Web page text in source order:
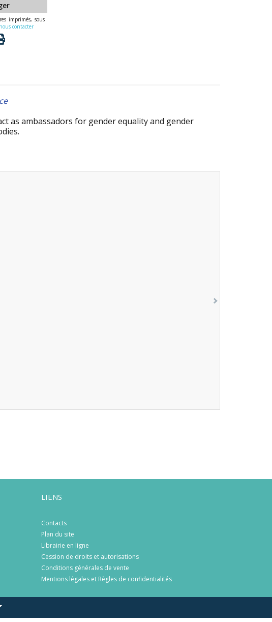
imprimés, sous
nous contacter
as ambassadors for gender equality and gender
LIENS
Contacts
Plan du site
Librairie en ligne
Cession de droits et autorisations
Conditions générales de vente
Mentions légales et Règles de confidentialités